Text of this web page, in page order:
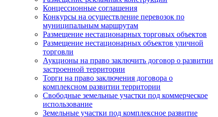
Концессионные соглашения
Конкурсы на осуществление перевозок по
муниципальным маршрутам
Размещение нестационарных торговых объектов
Размещение нестационарных объектов уличной
торговли
Аукционы на право заключить договор о развитии
застроенной территории
Торги на право заключения договора о
комплексном развитии территории
Свободные земельные участки под коммерческое
использование
Земельные участки под комплексное развитие